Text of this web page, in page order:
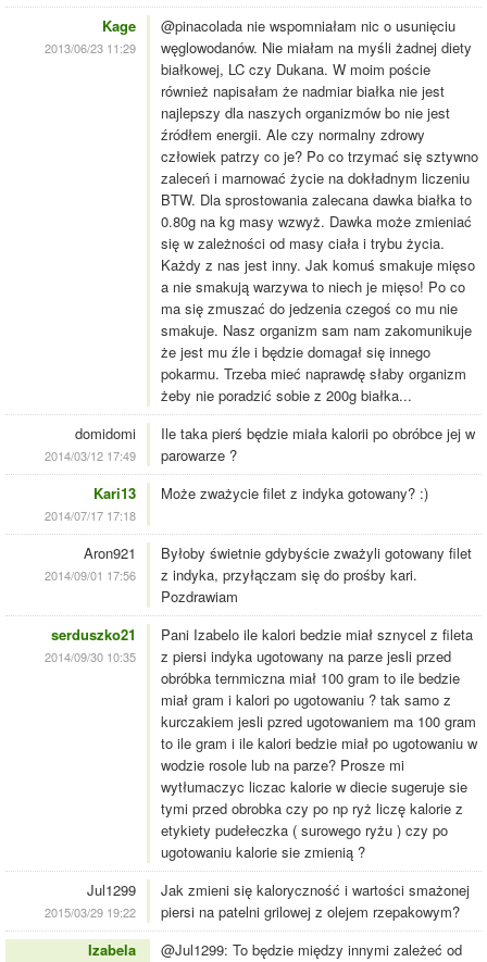
Kage
2013/06/23 11:29
@pinacolada nie wspomniałam nic o usunięciu
węglowodanów. Nie miałam na myśli żadnej diety
białkowej, LC czy Dukana. W moim poście
również napisałam że nadmiar białka nie jest
najlepszy dla naszych organizmów bo nie jest
źródłem energii. Ale czy normalny zdrowy
człowiek patrzy co je? Po co trzymać się sztywno
zaleceń i marnować życie na dokładnym liczeniu
BTW. Dla sprostowania zalecana dawka białka to
0.80g na kg masy wzwyż. Dawka może zmieniać
się w zależności od masy ciała i trybu życia.
Każdy z nas jest inny. Jak komuś smakuje mięso
a nie smakują warzywa to niech je mięso! Po co
ma się zmuszać do jedzenia czegoś co mu nie
smakuje. Nasz organizm sam nam zakomunikuje
że jest mu źle i będzie domagał się innego
pokarmu. Trzeba mieć naprawdę słaby organizm
żeby nie poradzić sobie z 200g białka...
domidomi
2014/03/12 17:49
Ile taka pierś będzie miała kalorii po obróbce jej w
parowarze ?
Kari13
2014/07/17 17:18
Może zważycie filet z indyka gotowany? :)
Aron921
2014/09/01 17:56
Byłoby świetnie gdybyście zważyli gotowany filet
z indyka, przyłączam się do prośby kari.
Pozdrawiam
serduszko21
2014/09/30 10:35
Pani Izabelo ile kalori bedzie miał sznycel z fileta
z piersi indyka ugotowany na parze jesli przed
obróbka ternmiczna miał 100 gram to ile bedzie
miał gram i kalori po ugotowaniu ? tak samo z
kurczakiem jesli pzred ugotowaniem ma 100 gram
to ile gram i ile kalori bedzie miał po ugotowaniu w
wodzie rosole lub na parze? Prosze mi
wytłumaczyc liczac kalorie w diecie sugeruje sie
tymi przed obrobka czy po np ryż liczę kalorie z
etykiety pudełeczka ( surowego ryżu ) czy po
ugotowaniu kalorie sie zmienią ?
Jul1299
2015/03/29 19:22
Jak zmieni się kaloryczność i wartości smażonej
piersi na patelni grilowej z olejem rzepakowym?
Izabela
@Jul1299: To będzie między innymi zależeć od